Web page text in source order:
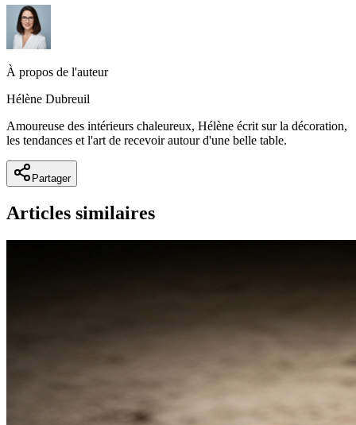
À propos de l'auteur
Hélène Dubreuil
Amoureuse des intérieurs chaleureux, Hélène écrit sur la décoration,
les tendances et l'art de recevoir autour d'une belle table.
Partager
Articles similaires